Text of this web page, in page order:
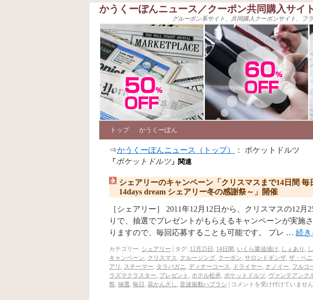
かうくーぽんニュース／クーポン共同購入サイ
グルーポン系サイト、共同購入クーポンサイト、フ
トップ かうくーぽん
⇒かうくーぽんニュース（トップ） ： ポケットドルツ
「 ポケットドルツ」関連
シェアリーのキャンペーン「クリスマスまで14日間 毎
14days dream シェアリー冬の感謝祭～」開催
［シェアリー］ 2011年12月12日から、クリスマスの12
りで、抽選でプレゼントがもらえるキャンペーンが実施
りますので、毎回応募することも可能です。 プレ … 続き
カテゴリー: シェアリー タグ: 12月25日 , 14日間 , いくら醤油漬け, しぇあり ,
キャンペーン, クリスマス, クルージング, クーポン, サロンドギンザ, ザ・ペ
アリ , スチーマー, タラバガニ, ディナーコース, ドライヤー, ナノイー, フルコ
ラズマクラスター, プレゼント , ホテル松井, ポケットドルツ, ヴァンテアンク
祭, 抽選, 毎日 , 花かんざし , 音波振動ハブラシ コメントを受け付けていません